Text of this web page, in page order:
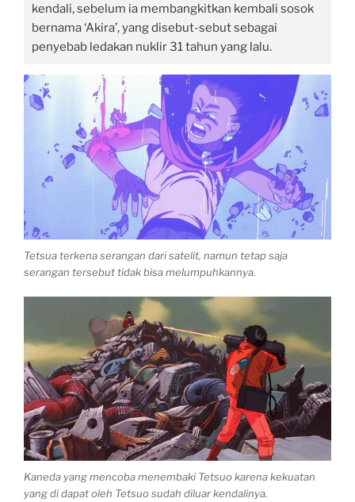
kendali, sebelum ia membangkitkan kembali sosok
bernama ‘Akira’, yang disebut-sebut sebagai
penyebab ledakan nuklir 31 tahun yang lalu.
Tetsua terkena serangan dari satelit, namun tetap saja
serangan tersebut tidak bisa melumpuhkannya.
Kaneda yang mencoba menembaki Tetsuo karena kekuatan
yang di dapat oleh Tetsuo sudah diluar kendalinya.